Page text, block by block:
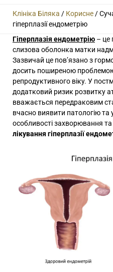
Клініка Біляка / Корисне/
гіперплазії ендометрію
Гіперплазія ендометрію – це
слизова оболонка матки
Зазвичай це пов’язано з
досить поширеною
репродуктивного віку. У
додатковий ризик розвитку
вважається передраковим
вчасно виявити патологію та
особливості захворювання
лікування гіперплазії